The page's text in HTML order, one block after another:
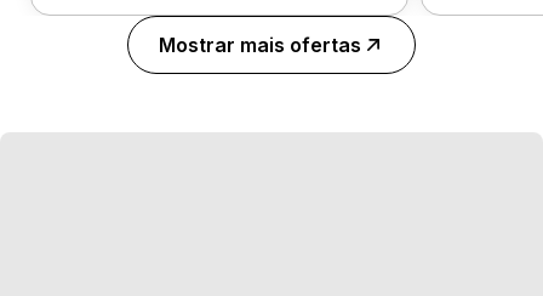
Mostrar mais ofertas